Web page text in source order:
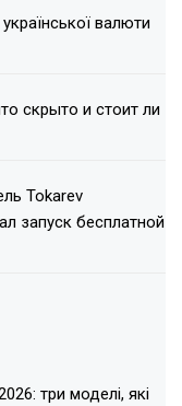
валюти
скрыто и стоит ли
Tokarev
запуск бесплатной
три моделі, які